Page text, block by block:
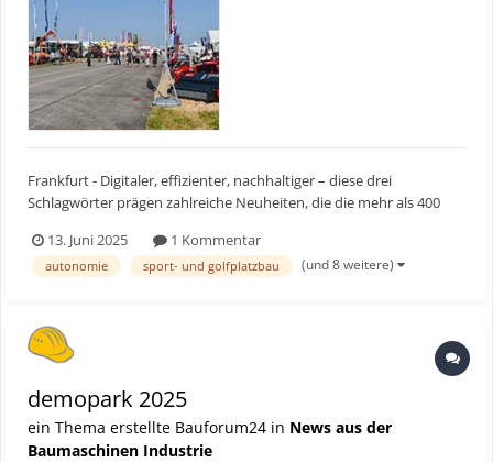
Frankfurt - Digitaler, effizienter, nachhaltiger – diese drei
Schlagwörter prägen zahlreiche Neuheiten, die die mehr als 400
der größten Freilandmesse Europas für Kommunaltechnik,
Grünflächenpflege sowie den Sport- und Golfplatzbau,...
13. Juni 2025 1 Kommentar
autonomie sport- und golfplatzbau (und 8 weitere)
demopark 2025
ein Thema erstellte Bauforum24 in News aus der
Baumaschinen Industrie